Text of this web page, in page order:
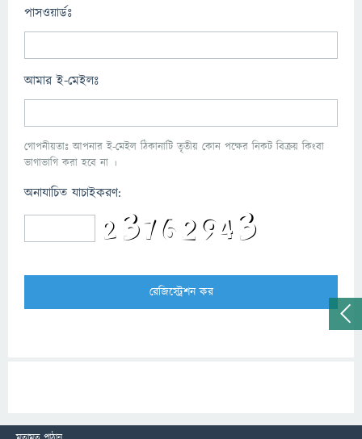
পাসওয়ার্ডঃ
আমার ই-মেইলঃ
গোপনীয়তাঃ আপনার ই-মেইল ঠিকানাটি তৃতীয় কোন পক্ষের নিকট বিক্রয় কিংবা
ভাগাভাগি করা হবে না ।
অনাযাচিত যাচাইকরণ: